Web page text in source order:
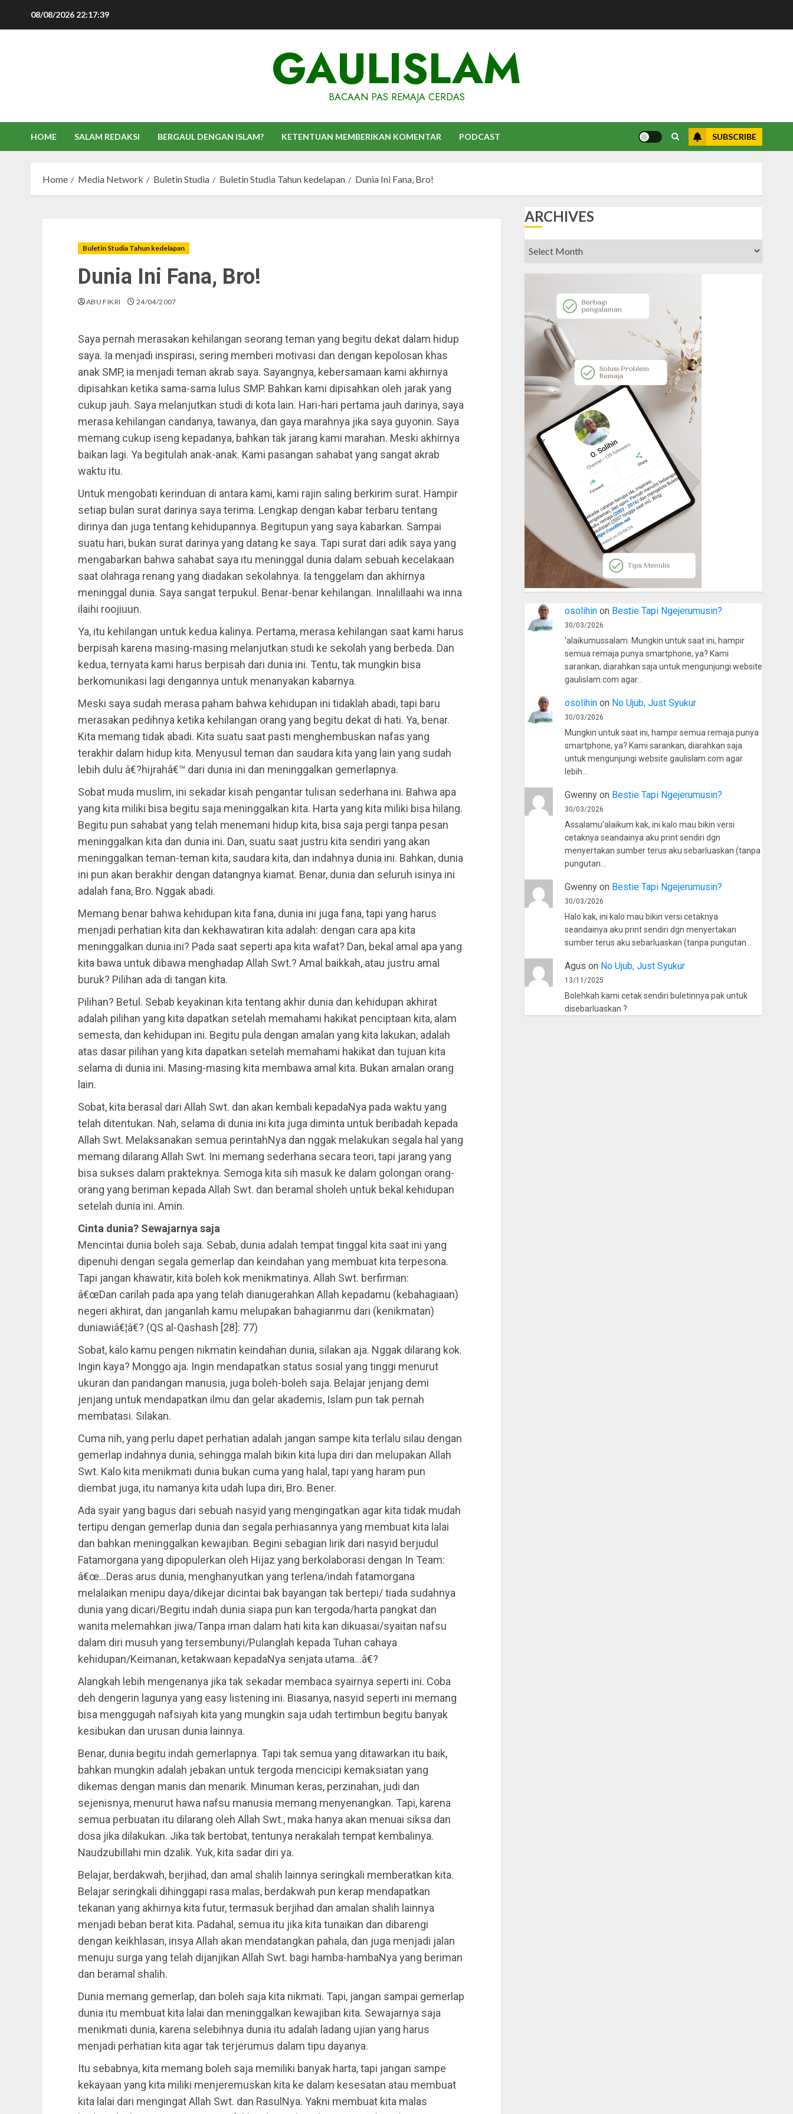
08/08/2026 22:17:40
GAULISLAM
BACAAN PAS REMAJA CERDAS
HOME SALAM REDAKSI BERGAUL DENGAN ISLAM? KETENTUAN MEMBERIKAN KOMENTAR PODCAST SUBSCRIBE
Home Media Network Buletin Studia Buletin Studia Tahun kedelapan Dunia Ini Fana, Bro!
Buletin Studia Tahun kedelapan
Dunia Ini Fana, Bro!
ABU FIKRI 24/04/2007
Saya pernah merasakan kehilangan seorang teman yang begitu dekat dalam hidup
saya. Ia menjadi inspirasi, sering memberi motivasi dan dengan kepolosan khas
anak SMP, ia menjadi teman akrab saya. Sayangnya, kebersamaan kami akhirnya
dipisahkan ketika sama-sama lulus SMP. Bahkan kami dipisahkan oleh jarak yang
cukup jauh. Saya melanjutkan studi di kota lain. Hari-hari pertama jauh darinya, saya
merasa kehilangan candanya, tawanya, dan gaya marahnya jika saya guyonin. Saya
memang cukup iseng kepadanya, bahkan tak jarang kami marahan. Meski akhirnya
baikan lagi. Ya begitulah anak-anak. Kami pasangan sahabat yang sangat akrab
waktu itu.
Untuk mengobati kerinduan di antara kami, kami rajin saling berkirim surat. Hampir
setiap bulan surat darinya saya terima. Lengkap dengan kabar terbaru tentang
dirinya dan juga tentang kehidupannya. Begitupun yang saya kabarkan. Sampai
suatu hari, bukan surat darinya yang datang ke saya. Tapi surat dari adik saya yang
mengabarkan bahwa sahabat saya itu meninggal dunia dalam sebuah kecelakaan
saat olahraga renang yang diadakan sekolahnya. Ia tenggelam dan akhirnya
meninggal dunia. Saya sangat terpukul. Benar-benar kehilangan. Innalillaahi wa inna
ilaihi roojiuun.
Ya, itu kehilangan untuk kedua kalinya. Pertama, merasa kehilangan saat kami harus
berpisah karena masing-masing melanjutkan studi ke sekolah yang berbeda. Dan
kedua, ternyata kami harus berpisah dari dunia ini. Tentu, tak mungkin bisa
berkomunikasi lagi dengannya untuk menanyakan kabarnya.
Meski saya sudah merasa paham bahwa kehidupan ini tidaklah abadi, tapi baru
merasakan pedihnya ketika kehilangan orang yang begitu dekat di hati. Ya, benar.
Kita memang tidak abadi. Kita suatu saat pasti menghembuskan nafas yang
terakhir dalam hidup kita. Menyusul teman dan saudara kita yang lain yang sudah
lebih dulu â€?hijrahâ€™ dari dunia ini dan meninggalkan gemerlapnya.
Sobat muda muslim, ini sekadar kisah pengantar tulisan sederhana ini. Bahwa apa
yang kita miliki bisa begitu saja meninggalkan kita. Harta yang kita miliki bisa hilang.
Begitu pun sahabat yang telah menemani hidup kita, bisa saja pergi tanpa pesan
meninggalkan kita dan dunia ini. Dan, suatu saat justru kita sendiri yang akan
meninggalkan teman-teman kita, saudara kita, dan indahnya dunia ini. Bahkan, dunia
ini pun akan berakhir dengan datangnya kiamat. Benar, dunia dan seluruh isinya ini
adalah fana, Bro. Nggak abadi.
Memang benar bahwa kehidupan kita fana, dunia ini juga fana, tapi yang harus
menjadi perhatian kita dan kekhawatiran kita adalah: dengan cara apa kita
meninggalkan dunia ini? Pada saat seperti apa kita wafat? Dan, bekal amal apa yang
kita bawa untuk dibawa menghadap Allah Swt.? Amal baikkah, atau justru amal
buruk? Pilihan ada di tangan kita.
Pilihan? Betul. Sebab keyakinan kita tentang akhir dunia dan kehidupan akhirat
adalah pilihan yang kita dapatkan setelah memahami hakikat penciptaan kita, alam
semesta, dan kehidupan ini. Begitu pula dengan amalan yang kita lakukan, adalah
atas dasar pilihan yang kita dapatkan setelah memahami hakikat dan tujuan kita
selama di dunia ini. Masing-masing kita membawa amal kita. Bukan amalan orang
lain.
Sobat, kita berasal dari Allah Swt. dan akan kembali kepadaNya pada waktu yang
telah ditentukan. Nah, selama di dunia ini kita juga diminta untuk beribadah kepada
Allah Swt. Melaksanakan semua perintahNya dan nggak melakukan segala hal yang
memang dilarang Allah Swt. Ini memang sederhana secara teori, tapi jarang yang
bisa sukses dalam prakteknya. Semoga kita sih masuk ke dalam golongan orang-
orang yang beriman kepada Allah Swt. dan beramal sholeh untuk bekal kehidupan
setelah dunia ini. Amin.
Cinta dunia? Sewajarnya saja
Mencintai dunia boleh saja. Sebab, dunia adalah tempat tinggal kita saat ini yang
dipenuhi dengan segala gemerlap dan keindahan yang membuat kita terpesona.
Tapi jangan khawatir, kita boleh kok menikmatinya. Allah Swt. berfirman:
â€œDan carilah pada apa yang telah dianugerahkan Allah kepadamu (kebahagiaan)
negeri akhirat, dan janganlah kamu melupakan bahagianmu dari (kenikmatan)
duniawiâ€¦â€? (QS al-Qashash [28]: 77)
Sobat, kalo kamu pengen nikmatin keindahan dunia, silakan aja. Nggak dilarang kok.
Ingin kaya? Monggo aja. Ingin mendapatkan status sosial yang tinggi menurut
ukuran dan pandangan manusia, juga boleh-boleh saja. Belajar jenjang demi
jenjang untuk mendapatkan ilmu dan gelar akademis, Islam pun tak pernah
membatasi. Silakan.
Cuma nih, yang perlu dapet perhatian adalah jangan sampe kita terlalu silau dengan
gemerlap indahnya dunia, sehingga malah bikin kita lupa diri dan melupakan Allah
Swt. Kalo kita menikmati dunia bukan cuma yang halal, tapi yang haram pun
diembat juga, itu namanya kita udah lupa diri, Bro. Bener.
Ada syair yang bagus dari sebuah nasyid yang mengingatkan agar kita tidak mudah
tertipu dengan gemerlap dunia dan segala perhiasannya yang membuat kita lalai
dan bahkan meninggalkan kewajiban. Begini sebagian lirik dari nasyid berjudul
Fatamorgana yang dipopulerkan oleh Hijaz yang berkolaborasi dengan In Team:
â€œ…Deras arus dunia, menghanyutkan yang terlena/indah fatamorgana
melalaikan menipu daya/dikejar dicintai bak bayangan tak bertepi/ tiada sudahnya
dunia yang dicari/Begitu indah dunia siapa pun kan tergoda/harta pangkat dan
wanita melemahkan jiwa/Tanpa iman dalam hati kita kan dikuasai/syaitan nafsu
dalam diri musuh yang tersembunyi/Pulanglah kepada Tuhan cahaya
kehidupan/Keimanan, ketakwaan kepadaNya senjata utama…â€?
Alangkah lebih mengenanya jika tak sekadar membaca syairnya seperti ini. Coba
deh dengerin lagunya yang easy listening ini. Biasanya, nasyid seperti ini memang
bisa menggugah nafsiyah kita yang mungkin saja udah tertimbun begitu banyak
kesibukan dan urusan dunia lainnya.
Benar, dunia begitu indah gemerlapnya. Tapi tak semua yang ditawarkan itu baik,
bahkan mungkin adalah jebakan untuk tergoda mencicipi kemaksiatan yang
dikemas dengan manis dan menarik. Minuman keras, perzinahan, judi dan
sejenisnya, menurut hawa nafsu manusia memang menyenangkan. Tapi, karena
semua perbuatan itu dilarang oleh Allah Swt., maka hanya akan menuai siksa dan
dosa jika dilakukan. Jika tak bertobat, tentunya nerakalah tempat kembalinya.
Naudzubillahi min dzalik. Yuk, kita sadar diri ya.
Belajar, berdakwah, berjihad, dan amal shalih lainnya seringkali memberatkan kita.
Belajar seringkali dihinggapi rasa malas, berdakwah pun kerap mendapatkan
tekanan yang akhirnya kita futur, termasuk berjihad dan amalan shalih lainnya
menjadi beban berat kita. Padahal, semua itu jika kita tunaikan dan dibarengi
dengan keikhlasan, insya Allah akan mendatangkan pahala, dan juga menjadi jalan
menuju surga yang telah dijanjikan Allah Swt. bagi hamba-hambaNya yang beriman
dan beramal shalih.
Dunia memang gemerlap, dan boleh saja kita nikmati. Tapi, jangan sampai gemerlap
dunia itu membuat kita lalai dan meninggalkan kewajiban kita. Sewajarnya saja
menikmati dunia, karena selebihnya dunia itu adalah ladang ujian yang harus
menjadi perhatian kita agar tak terjerumus dalam tipu dayanya.
Itu sebabnya, kita memang boleh saja memiliki banyak harta, tapi jangan sampe
kekayaan yang kita miliki menjeremuskan kita ke dalam kesesatan atau membuat
kita lalai dari mengingat Allah Swt. dan RasulNya. Yakni membuat kita malas
ARCHIVES
Archives
osolihinon Bestie Tapi Ngejerumusin?
30/03/2026
'alaikumussalam. Mungkin untuk saat ini, hampir
semua remaja punya smartphone, ya? Kami
sarankan, diarahkan saja untuk mengunjungi website
gaulislam.com agar…
osolihinon No Ujub, Just Syukur
30/03/2026
Mungkin untuk saat ini, hampir semua remaja punya
smartphone, ya? Kami sarankan, diarahkan saja
untuk mengunjungi website gaulislam.com agar
lebih…
Gwennyon Bestie Tapi Ngejerumusin?
30/03/2026
Assalamu'alaikum kak, ini kalo mau bikin versi
cetaknya seandainya aku print sendiri dgn
menyertakan sumber terus aku sebarluaskan (tanpa
pungutan…
Gwennyon Bestie Tapi Ngejerumusin?
30/03/2026
Halo kak, ini kalo mau bikin versi cetaknya
seandainya aku print sendiri dgn menyertakan
sumber terus aku sebarluaskan (tanpa pungutan…
Agus on No Ujub, Just Syukur
13/11/2025
Bolehkah kami cetak sendiri buletinnya pak untuk
disebarluaskan ?